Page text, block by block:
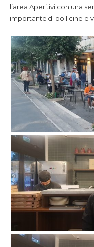
l’area Aperitivi con una
importante di bollicine e